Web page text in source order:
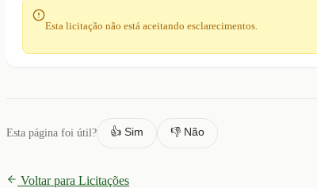
Esta licitação não está aceitando esclarecimentos.
Esta página foi útil? 👍 Sim 👎 Não
Voltar para Licitações